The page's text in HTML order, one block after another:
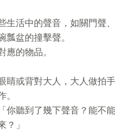
生活中的聲音，如關門聲
瓢盆的撞擊聲。
應的物品。
睛或背對大人，大人做拍手
。
你聽到了幾下聲音？能不
？」